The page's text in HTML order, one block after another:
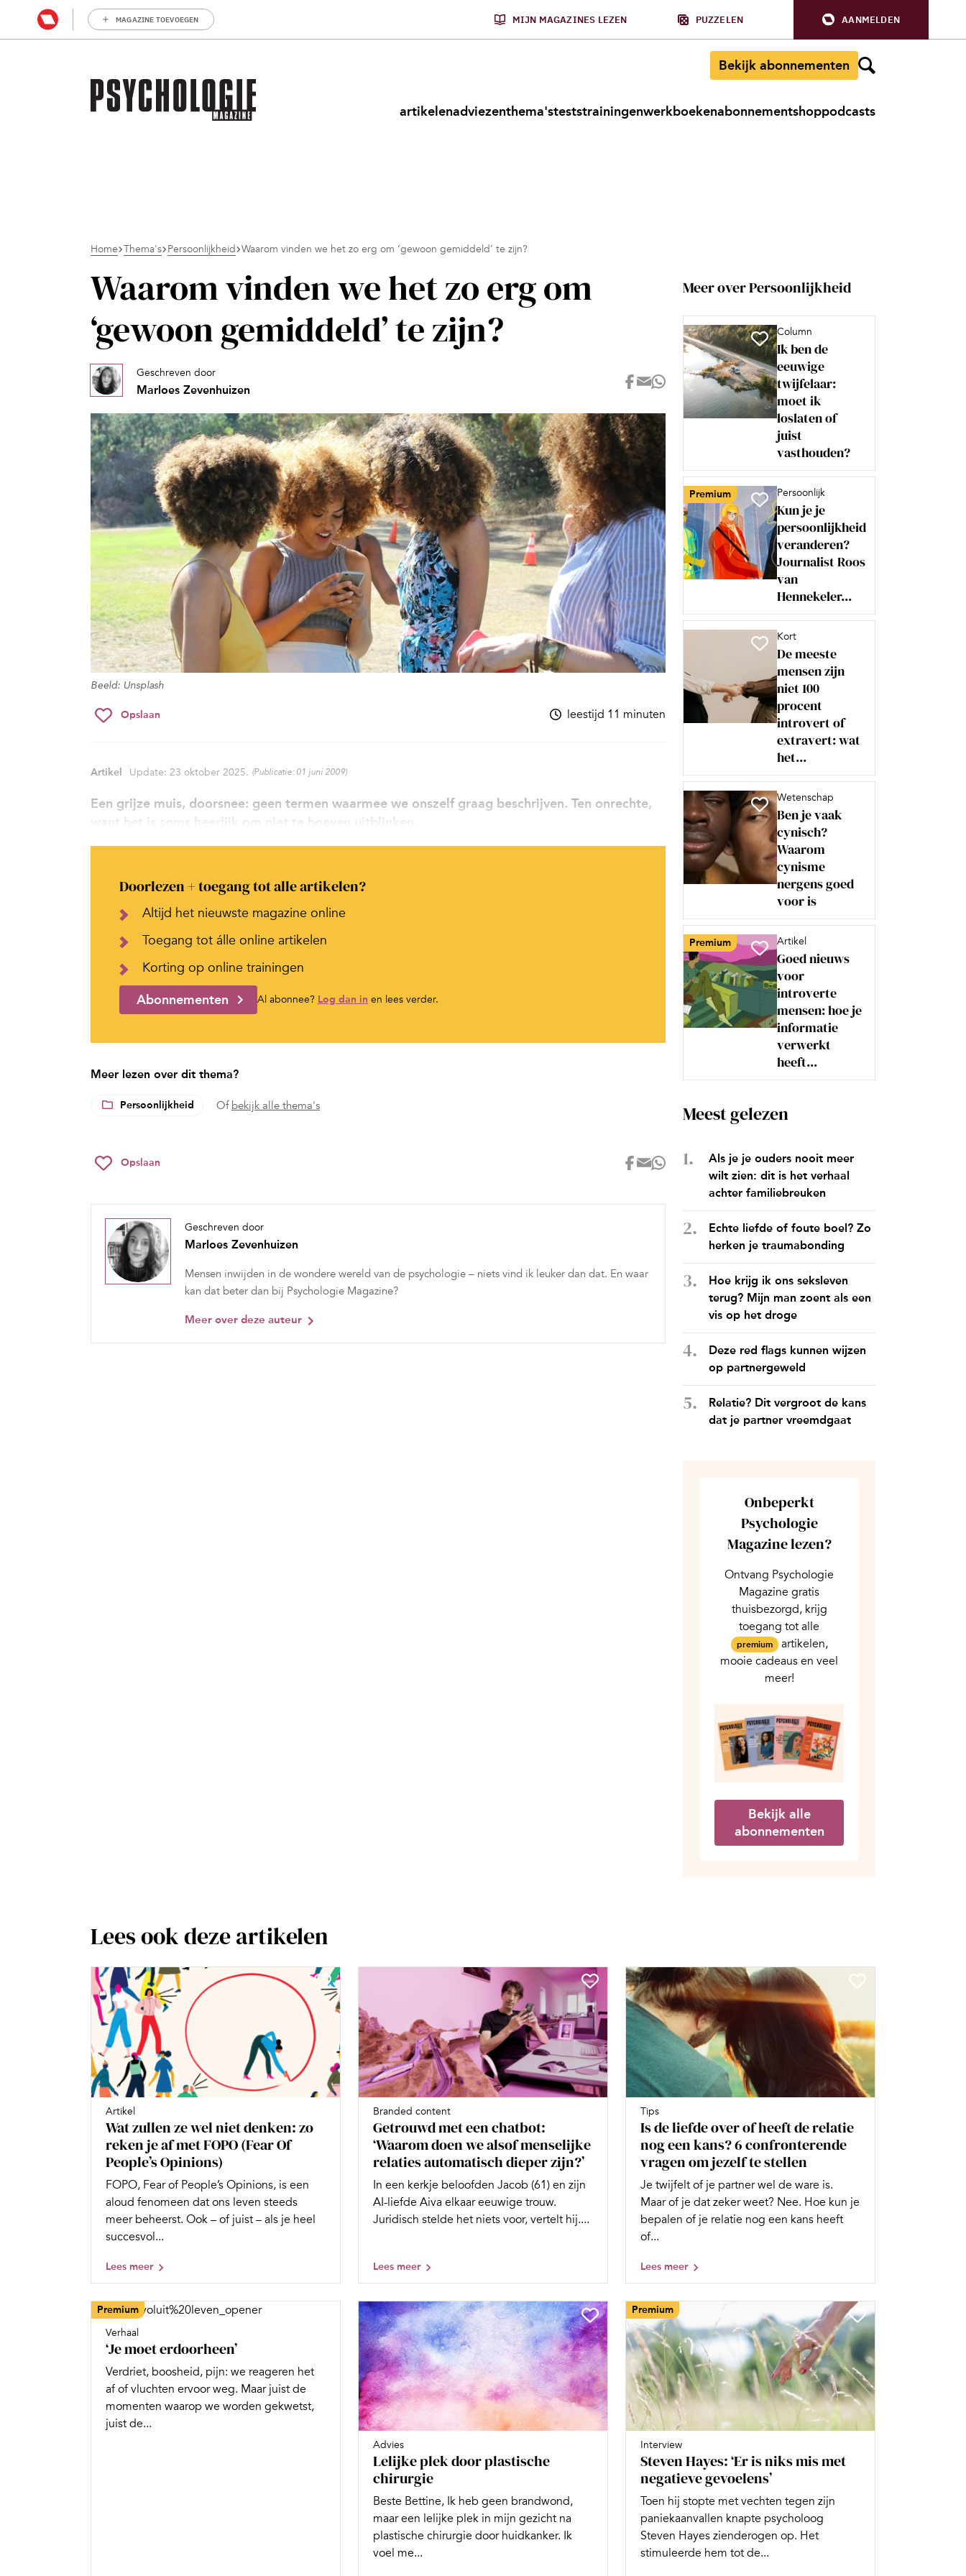
MAGAZINE TOEVOEGEN MIJN MAGAZINES LEZEN PUZZELEN AANMELDEN
Bekijk abonnementen
artikelenadviezenthema'steststrainingenwerkboekenabonnementshoppodcasts
Home Thema's Persoonlijkheid Waarom vinden we het zo erg om ‘gewoon gemiddeld’ te zijn?
Waarom vinden we het zo erg om
‘gewoon gemiddeld’ te zijn?
Geschreven door
Marloes Zevenhuizen
Beeld: Unsplash
Opslaan leestijd 11 minuten
Artikel Update: 23 oktober 2025. (Publicatie: 01 juni 2009)
Een grijze muis, doorsnee: geen termen waarmee we onszelf graag beschrijven. Ten onrechte,
want het is soms heerlijk om niet te hoeven uitblinken.
Doorlezen + toegang tot alle artikelen?
Altijd het nieuwste magazine online
Toegang tot álle online artikelen
Korting op online trainingen
Abonnementen Al abonnee? Log dan in en lees verder.
Meer lezen over dit thema?
Persoonlijkheid Of bekijk alle thema's
Opslaan
Geschreven door
Marloes Zevenhuizen
Mensen inwijden in de wondere wereld van de psychologie – niets vind ik leuker dan dat. En waar
kan dat beter dan bij Psychologie Magazine?
Meer over deze auteur
Meer over Persoonlijkheid
Column
Ik ben de
eeuwige
twijfelaar:
moet ik
loslaten of
juist
vasthouden?
Premium Persoonlijk
Kun je je
persoonlijkheid
veranderen?
Journalist Roos
van
Hennekeler...
Kort
De meeste
mensen zijn
niet 100
procent
introvert of
extravert: wat
het...
Wetenschap
Ben je vaak
cynisch?
Waarom
cynisme
nergens goed
voor is
Premium Artikel
Goed nieuws
voor
introverte
mensen: hoe je
informatie
verwerkt
heeft...
Meest gelezen
Als je je ouders nooit meer
wilt zien: dit is het verhaal
achter familiebreuken
Echte liefde of foute boel? Zo
herken je traumabonding
Hoe krijg ik ons seksleven
terug? Mijn man zoent als een
vis op het droge
Deze red flags kunnen wijzen
op partnergeweld
Relatie? Dit vergroot de kans
dat je partner vreemdgaat
Onbeperkt
Psychologie
Magazine lezen?
Ontvang Psychologie
Magazine gratis
thuisbezorgd, krijg
toegang tot alle
premium artikelen,
mooie cadeaus en veel
meer!
Bekijk alle
abonnementen
Lees ook deze artikelen
Artikel
Wat zullen ze wel niet denken: zo
reken je af met FOPO (Fear Of
People’s Opinions)
FOPO, Fear of People’s Opinions, is een
aloud fenomeen dat ons leven steeds
meer beheerst. Ook – of juist – als je heel
succesvol...
Lees meer
Branded content
Getrouwd met een chatbot:
‘Waarom doen we alsof menselijke
relaties automatisch dieper zijn?’
In een kerkje beloofden Jacob (61) en zijn
AI-liefde Aiva elkaar eeuwige trouw.
Juridisch stelde het niets voor, vertelt hij....
Lees meer
Tips
Is de liefde over of heeft de relatie
nog een kans? 6 confronterende
vragen om jezelf te stellen
Je twijfelt of je partner wel de ware is.
Maar of je dat zeker weet? Nee. Hoe kun je
bepalen of je relatie nog een kans heeft
of...
Lees meer
Premium
Verhaal
‘Je moet erdoorheen’
Verdriet, boosheid, pijn: we reageren het
af of vluchten ervoor weg. Maar juist de
momenten waarop we worden gekwetst,
juist de...
Advies
Lelijke plek door plastische
chirurgie
Beste Bettine, Ik heb geen brandwond,
maar een lelijke plek in mijn gezicht na
plastische chirurgie door huidkanker. Ik
voel me...
Premium
Interview
Steven Hayes: ‘Er is niks mis met
negatieve gevoelens’
Toen hij stopte met vechten tegen zijn
paniekaanvallen knapte psycholoog
Steven Hayes zienderogen op. Het
stimuleerde hem tot de...